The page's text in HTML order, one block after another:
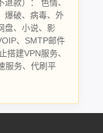
款）： 色情、
爆破、病毒、外
盘、小说、影
、SMTP邮件
搭建VPN服务、
服务、代刷平